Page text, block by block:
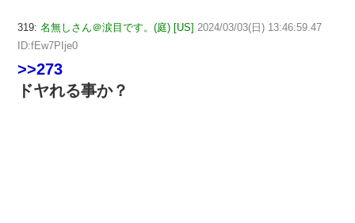
319: 名無しさん＠涙目です。(庭) [US] 2024/03/03(日) 13:46:59.47
ID:fEw7PIje0
>>273
ドヤれる事か？